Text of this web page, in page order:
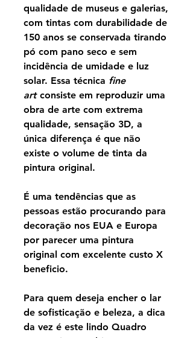
qualidade de museus e galerias,
com tintas com durabilidade de
150 anos se conservada tirando
pó com pano seco e sem
incidência de umidade e luz
solar. Essa técnica fine
artconsiste em reproduzir uma
obra de arte com extrema
qualidade, sensação 3D, a
única diferença é que não
existe o volume de tinta da
pintura original.
É uma tendências que as
pessoas estão procurando para
decoração nos EUA e Europa
por parecer uma pintura
original com excelente custo X
beneficio.
Para quem deseja encher o lar
de sofisticação e beleza, a dica
da vez é este lindo Quadro